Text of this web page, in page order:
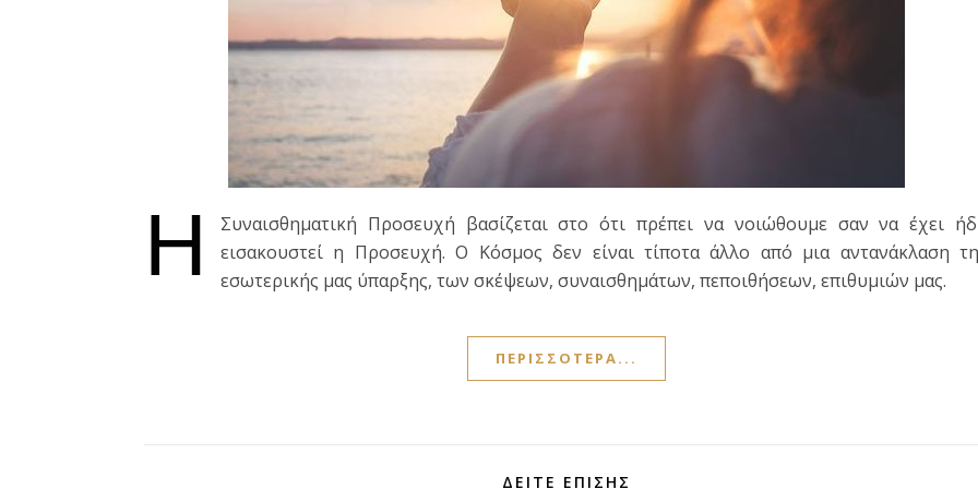
Η
Συναισθηματική Προσευχή βασίζεται στο ότι πρέπει να νοιώθουμε σαν να έχει
εισακουστεί η Προσευχή. Ο Κόσμος δεν είναι τίποτα άλλο από μια αντανάκλαση
εσωτερικής μας ύπαρξης, των σκέψεων, συναισθημάτων, πεποιθήσεων, επιθυμιών μας.
ΠΕΡΙΣΣΌΤΕΡΑ...
ΔΕΊΤΕ ΕΠΊΣΗΣ